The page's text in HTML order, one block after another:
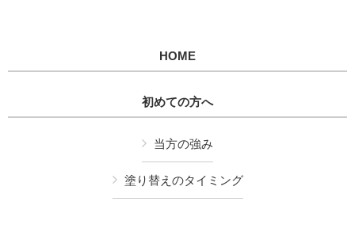
HOME
初めての方へ
当方の強み
塗り替えのタイミング